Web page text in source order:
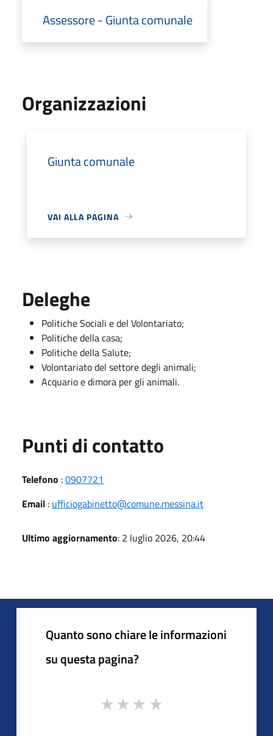
Assessore - Giunta comunale
Organizzazioni
Giunta comunale
VAI ALLA PAGINA
Deleghe
Politiche Sociali e del Volontariato;
Politiche della casa;
Politiche della Salute;
Volontariato del settore degli animali;
Acquario e dimora per gli animali.
Punti di contatto
Telefono :0907721
Email : ufficiogabinetto@comune.messina.it
Ultimo aggiornamento: 2 luglio 2026, 20:44
Quanto sono chiare le informazioni
su questa pagina?